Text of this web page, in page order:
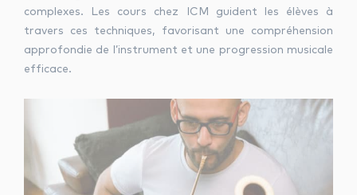
complexes. Les cours chez ICM guident les élèves à
travers ces techniques, favorisant une compréhension
approfondie de l’instrument et une progression musicale
efficace.